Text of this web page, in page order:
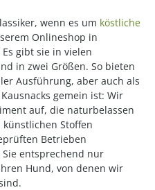
wenn es um köstliche
Onlineshop in
gibt sie in vielen
in zwei Größen. So bieten
Ausführung, aber auch als
gemein ist: Wir
auf, die naturbelassen
Stoffen
Betrieben
entsprechend nur
Hund, von denen wir